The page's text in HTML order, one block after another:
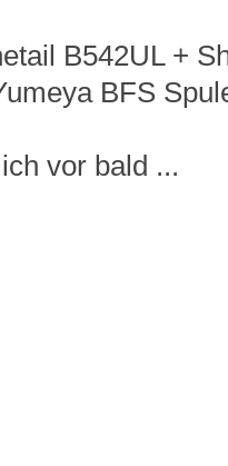
B542UL +
BFS
vor bald ...